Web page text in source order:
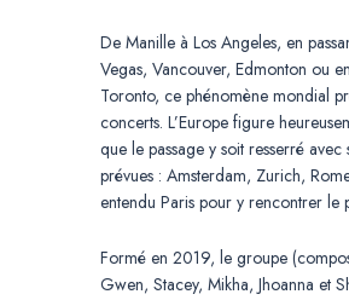
De Manille à Los Angeles, en
Vegas, Vancouver, Edmonton ou
Toronto, ce phénomène mondial
concerts. L’Europe figure
que le passage y soit resserré
prévues : Amsterdam, Zurich,
entendu Paris pour y rencontrer le
Formé en 2019, le groupe
Gwen, Stacey, Mikha, Jhoanna et